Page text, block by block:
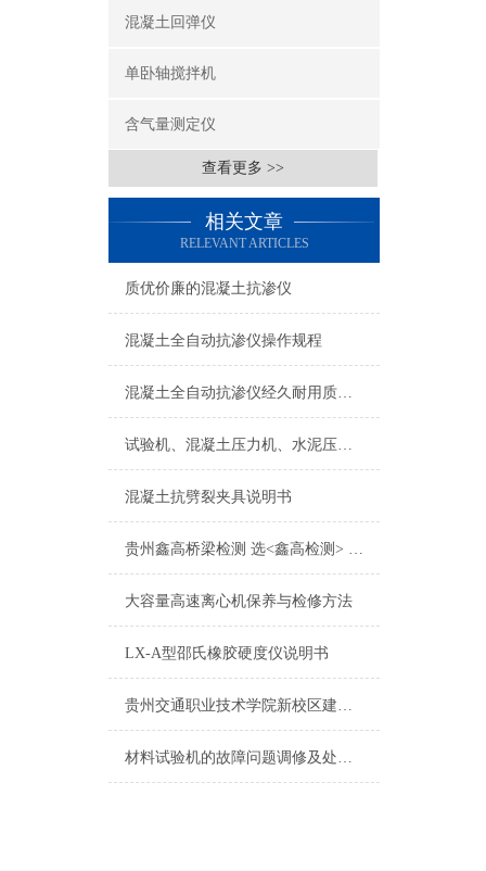
混凝土回弹仪
单卧轴搅拌机
含气量测定仪
查看更多 >>
相关文章
RELEVANT ARTICLES
质优价廉的混凝土抗渗仪
混凝土全自动抗渗仪操作规程
混凝土全自动抗渗仪经久耐用质优价廉
试验机、混凝土压力机、水泥压力机标准抗磨液压油46号
混凝土抗劈裂夹具说明书
贵州鑫高桥梁检测 选<鑫高检测> 工程检测机构
大容量高速离心机保养与检修方法
LX-A型邵氏橡胶硬度仪说明书
贵州交通职业技术学院新校区建设项目试验仪器
材料试验机的故障问题调修及处理方法